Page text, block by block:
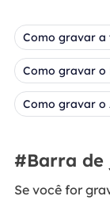
Como gravar a
Como gravar o
Como gravar o
#Barra de
Se você for